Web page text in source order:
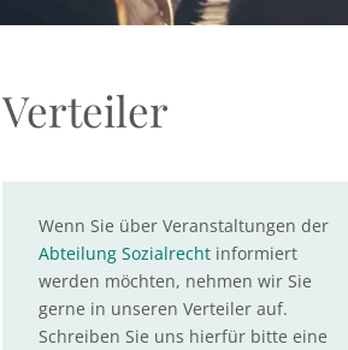
Verteiler
Wenn Sie über Veranstaltungen der
Abteilung Sozialrechtinformiert
werden möchten, nehmen wir Sie
gerne in unseren Verteiler auf.
Schreiben Sie uns hierfür bitte eine